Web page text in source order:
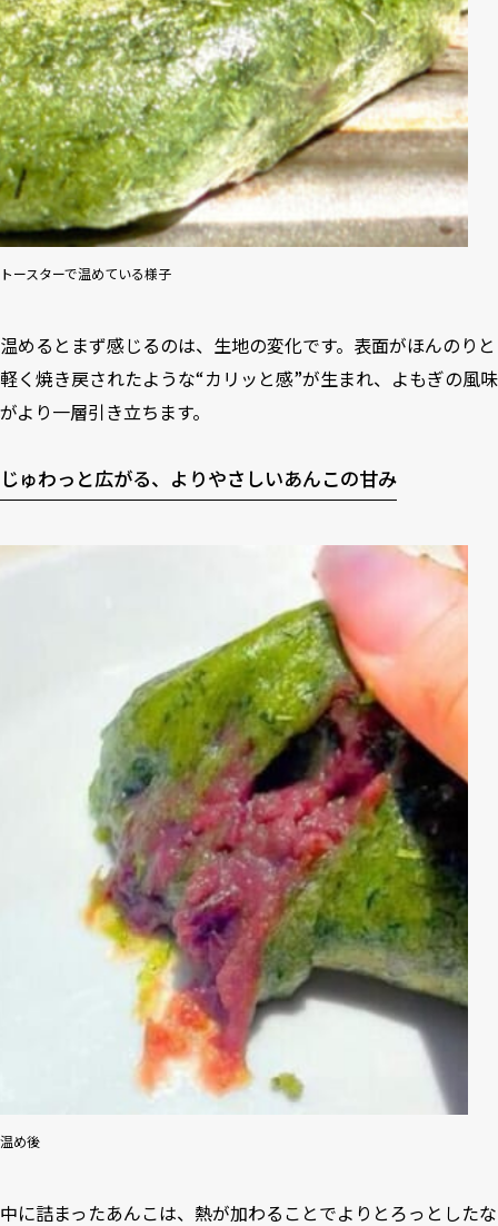
トースターで温めている様子
温めるとまず感じるのは、生地の変化です。表面がほんのりと
軽く焼き戻されたような“カリッと感”が生まれ、よもぎの風味
がより一層引き立ちます。
じゅわっと広がる、よりやさしいあんこの甘み
温め後
中に詰まったあんこは、熱が加わることでよりとろっとしたな